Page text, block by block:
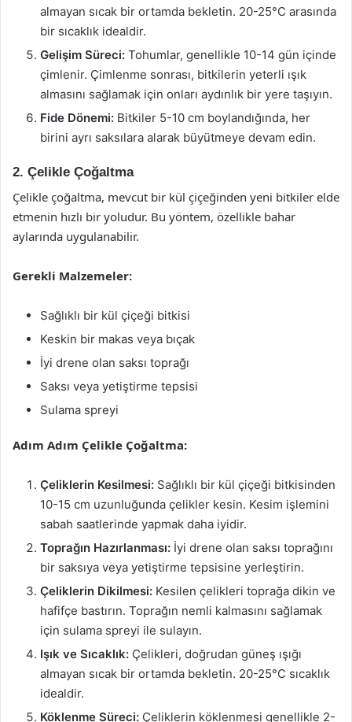
almayan sıcak bir ortamda bekletin. 20-25°C arasında
bir sıcaklık idealdir.
Gelişim Süreci: Tohumlar, genellikle 10-14 gün içinde
çimlenir. Çimlenme sonrası, bitkilerin yeterli ışık
almasını sağlamak için onları aydınlık bir yere taşıyın.
Fide Dönemi: Bitkiler 5-10 cm boylandığında, her
birini ayrı saksılara alarak büyütmeye devam edin.
2. Çelikle Çoğaltma
Çelikle çoğaltma, mevcut bir kül çiçeğinden yeni bitkiler elde
etmenin hızlı bir yoludur. Bu yöntem, özellikle bahar
aylarında uygulanabilir.
Gerekli Malzemeler:
Sağlıklı bir kül çiçeği bitkisi
Keskin bir makas veya bıçak
İyi drene olan saksı toprağı
Saksı veya yetiştirme tepsisi
Sulama spreyi
Adım Adım Çelikle Çoğaltma:
Çeliklerin Kesilmesi: Sağlıklı bir kül çiçeği bitkisinden
10-15 cm uzunluğunda çelikler kesin. Kesim işlemini
sabah saatlerinde yapmak daha iyidir.
Toprağın Hazırlanması: İyi drene olan saksı toprağını
bir saksıya veya yetiştirme tepsisine yerleştirin.
Çeliklerin Dikilmesi: Kesilen çelikleri toprağa dikin ve
hafifçe bastırın. Toprağın nemli kalmasını sağlamak
için sulama spreyi ile sulayın.
Işık ve Sıcaklık: Çelikleri, doğrudan güneş ışığı
almayan sıcak bir ortamda bekletin. 20-25°C sıcaklık
idealdir.
Köklenme Süreci: Çeliklerin köklenmesi genellikle 2-